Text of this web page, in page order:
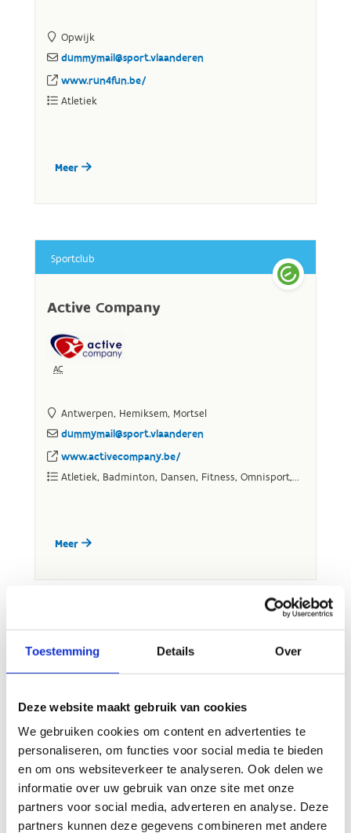
Toestemming Details Over
Deze website maakt gebruik van cookies
We gebruiken cookies om content en advertenties te
personaliseren, om functies voor social media te bieden
en om ons websiteverkeer te analyseren. Ook delen we
informatie over uw gebruik van onze site met onze
partners voor social media, adverteren en analyse. Deze
partners kunnen deze gegevens combineren met andere